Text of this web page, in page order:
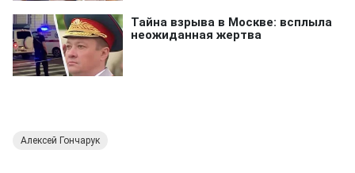
Алексей Гончарук